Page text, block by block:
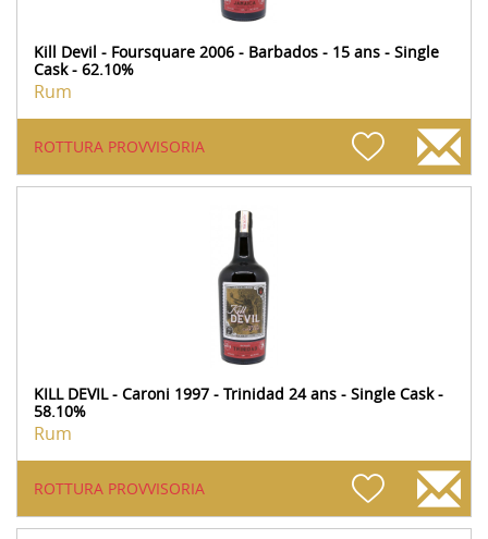
Kill Devil - Foursquare 2006 - Barbados - 15 ans - Single
Cask - 62.10%
Rum
ROTTURA PROVVISORIA
KILL DEVIL - Caroni 1997 - Trinidad 24 ans - Single Cask -
58.10%
Rum
ROTTURA PROVVISORIA